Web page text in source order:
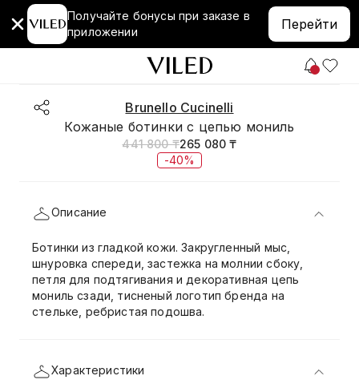
Получайте бонусы при заказе в
приложении
Перейти
Brunello Cucinelli
Кожаные ботинки с цепью мониль
441 800 ₸265 080 ₸
-40%
Описание
Ботинки из гладкой кожи. Закругленный мыс,
шнуровка спереди, застежка на молнии сбоку,
петля для подтягивания и декоративная цепь
мониль сзади, тисненый логотип бренда на
стельке, ребристая подошва.
Характеристики